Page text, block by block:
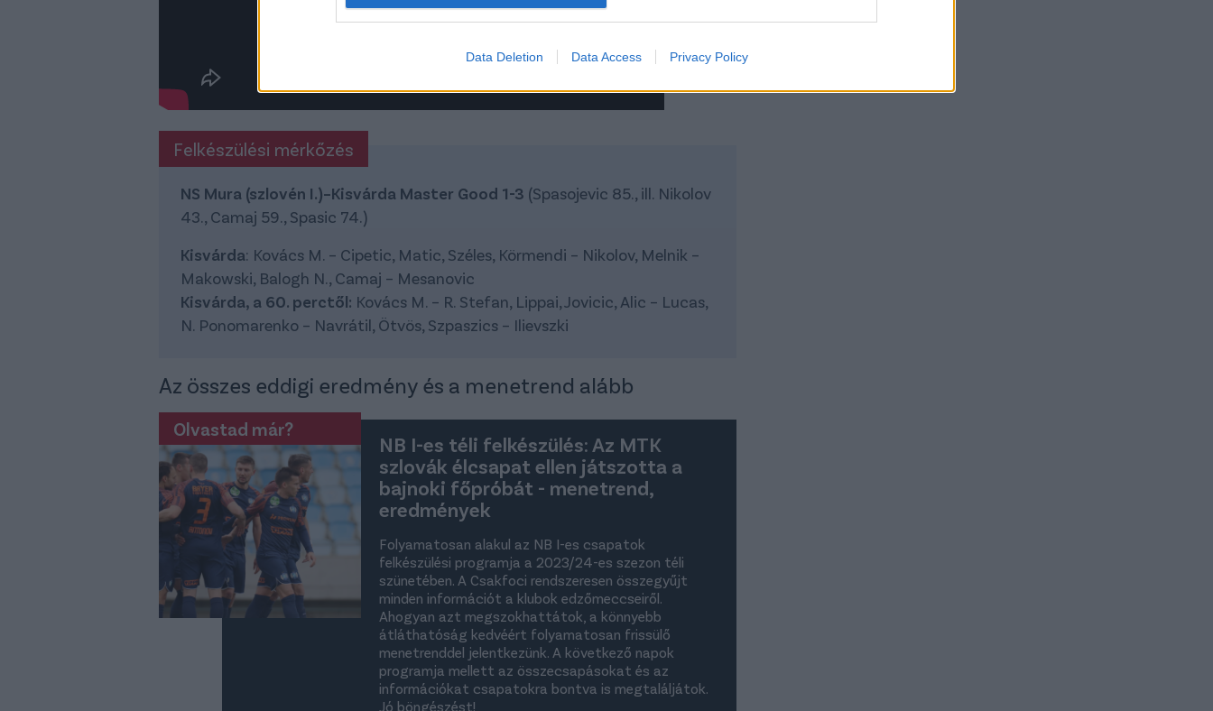
Data Deletion Data Access Privacy Policy
Felkészülési mérkőzés
NS Mura (szlovén I.)–Kisvárda Master Good 1-3 (Spasojevic 85., ill. Nikolov
43., Camaj 59., Spasic 74.)
Kisvárda: Kovács M. – Cipetic, Matic, Széles, Körmendi – Nikolov, Melnik –
Makowski, Balogh N., Camaj – Mesanovic
Kisvárda, a 60. perctől: Kovács M. – R. Stefan, Lippai, Jovicic, Alic – Lucas,
N. Ponomarenko – Navrátil, Ötvös, Szpaszics – Ilievszki
Az összes eddigi eredmény és a menetrend alább
Olvastad már?
NB I-es téli felkészülés: Az MTK
szlovák élcsapat ellen játszotta a
bajnoki főpróbát - menetrend,
eredmények
Folyamatosan alakul az NB I-es csapatok
felkészülési programja a 2023/24-es szezon téli
szünetében. A Csakfoci rendszeresen összegyűjt
minden információt a klubok edzőmeccseiről.
Ahogyan azt megszokhattátok, a könnyebb
átláthatóság kedvéért folyamatosan frissülő
menetrenddel jelentkezünk. A következő napok
programja mellett az összecsapásokat és az
információkat csapatokra bontva is megtaláljátok.
Jó böngészést!